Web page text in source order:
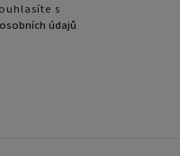
s
údajů